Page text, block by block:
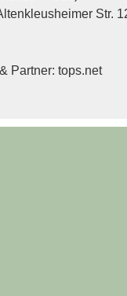
Str.
Partner: tops.net